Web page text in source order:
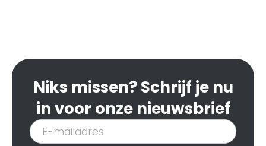
Niks missen? Schrijf je nu
in voor onze nieuwsbrief
Inschrijven
nieuwsbrief